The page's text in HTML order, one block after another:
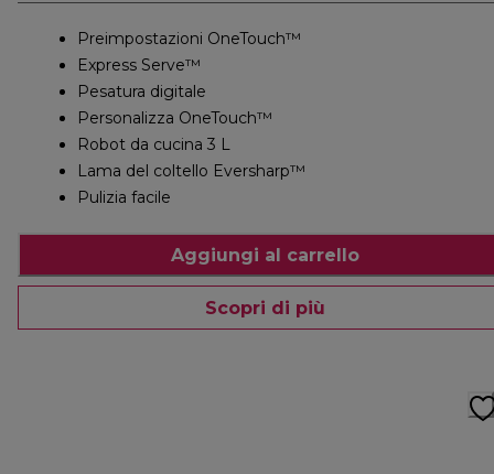
Preimpostazioni OneTouch™
Express Serve™
Pesatura digitale
Personalizza OneTouch™
Robot da cucina 3 L
Lama del coltello Eversharp™
Pulizia facile
Aggiungi al carrello
Scopri di più